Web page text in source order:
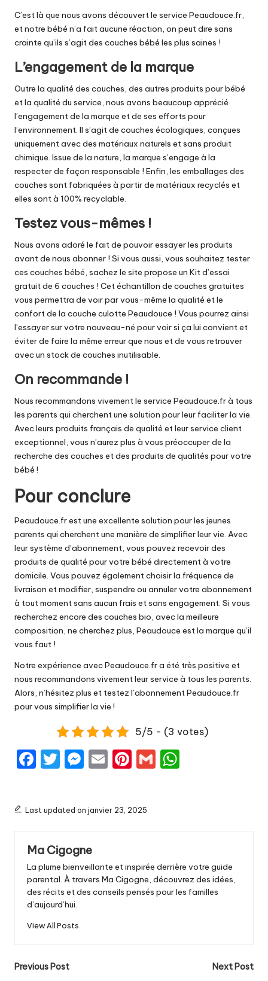
C’est là que nous avons découvert le service Peaudouce.fr,
et notre bébé n’a fait aucune réaction, on peut dire sans
crainte qu’ils s’agit des couches bébé les plus saines !
L’engagement de la marque
Outre la qualité des couches, des autres produits pour bébé
et la qualité du service, nous avons beaucoup apprécié
l’engagement de la marque et de ses efforts pour
l’environnement. Il s’agit de couches écologiques, conçues
uniquement avec des matériaux naturels et sans produit
chimique. Issue de la nature, la marque s’engage à la
respecter de façon responsable ! Enfin, les emballages des
couches sont fabriquées à partir de matériaux recyclés et
elles sont à 100% recyclable.
Testez vous-mêmes !
Nous avons adoré le fait de pouvoir essayer les produits
avant de nous abonner ! Si vous aussi, vous souhaitez tester
ces couches bébé, sachez le site propose un Kit d’essai
gratuit de 6 couches ! Cet échantillon de couches gratuites
vous permettra de voir par vous-même la qualité et le
confort de la couche culotte Peaudouce ! Vous pourrez ainsi
l’essayer sur votre nouveau-né pour voir si ça lui convient et
éviter de faire la même erreur que nous et de vous retrouver
avec un stock de couches inutilisable.
On recommande !
Nous recommandons vivement le service Peaudouce.fr à tous
les parents qui cherchent une solution pour leur faciliter la vie.
Avec leurs produits français de qualité et leur service client
exceptionnel, vous n’aurez plus à vous préoccuper de la
recherche des couches et des produits de qualités pour votre
bébé !
Pour conclure
Peaudouce.fr est une excellente solution pour les jeunes
parents qui cherchent une manière de simplifier leur vie. Avec
leur système d’abonnement, vous pouvez recevoir des
produits de qualité pour votre bébé directement à votre
domicile. Vous pouvez également choisir la fréquence de
livraison et modifier, suspendre ou annuler votre abonnement
à tout moment sans aucun frais et sans engagement. Si vous
recherchez encore des couches bio, avec la meilleure
composition, ne cherchez plus, Peaudouce est la marque qu’il
vous faut !
Notre expérience avec Peaudouce.fr a été très positive et
nous recommandons vivement leur service à tous les parents.
Alors, n’hésitez plus et testez l’abonnement Peaudouce.fr
pour vous simplifier la vie !
5/5 - (3 votes)
F
e
o
o
k
T
te
M
s
n
g
er
E
l
Pi
e
G
p
Last updated on janvier 23, 2025
Ma Cigogne
La plume bienveillante et inspirée derrière votre guide
parental. À travers Ma Cigogne, découvrez des idées,
des récits et des conseils pensés pour les familles
d’aujourd’hui.
View All Posts
Post
Previous Post
Next Post